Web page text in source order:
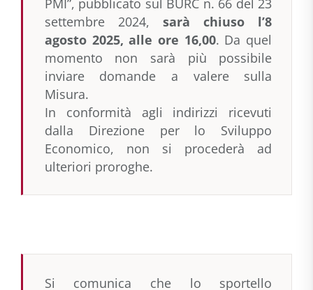
PMI”, pubblicato sul BURC n. 66 del 23
settembre 2024, sarà chiuso l’8
agosto 2025, alle ore 16,00. Da quel
momento non sarà più possibile
inviare domande a valere sulla
Misura.
In conformità agli indirizzi ricevuti
dalla Direzione per lo Sviluppo
Economico, non si procederà ad
ulteriori proroghe.
Si comunica che lo sportello